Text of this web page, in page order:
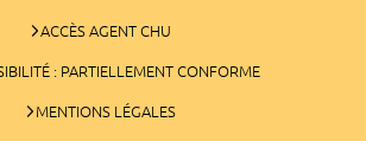
ACCÈS AGENT CHU
: PARTIELLEMENT CONFORME
MENTIONS LÉGALES